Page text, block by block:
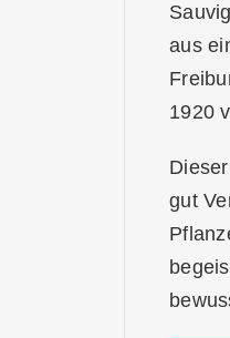
aus
1920
gut